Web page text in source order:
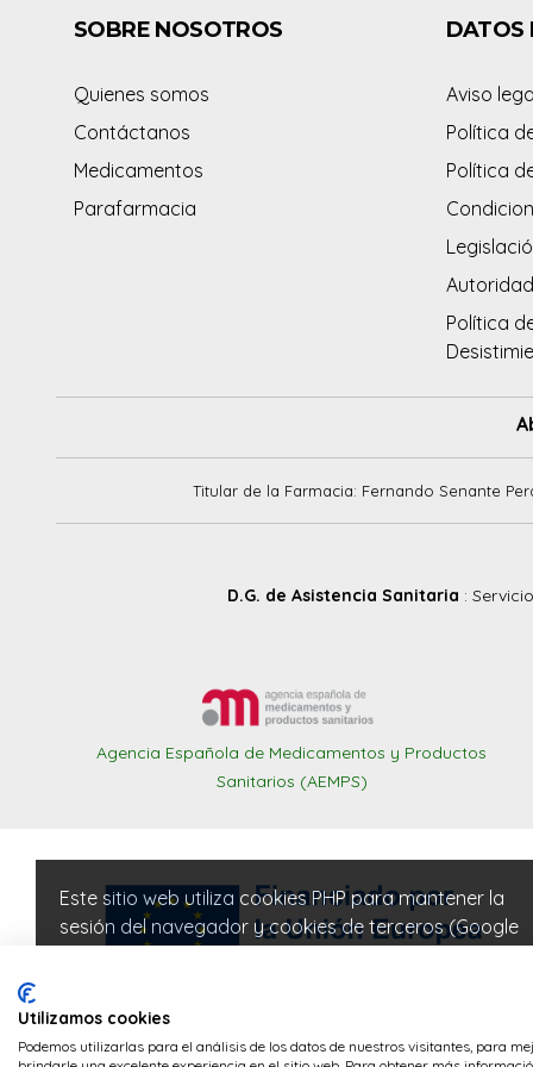
Este sitio web utiliza cookies PHP para mantener la
sesión del navegador y cookies de terceros (Google
SOBRE NOSOTROS
Quienes somos
Contáctanos
Medicamentos
Parafarmacia
DATOS
Aviso
Política
Política
Política
Titular de la Farmacia: Fernando Senante
D.G. de Asistencia Sanitaria :
Agencia Española de Medicamentos y Productos
Sanitarios (AEMPS)
Utilizamos cookies
Podemos utilizarlas para el análisis de los datos de nuestros visitantes, para